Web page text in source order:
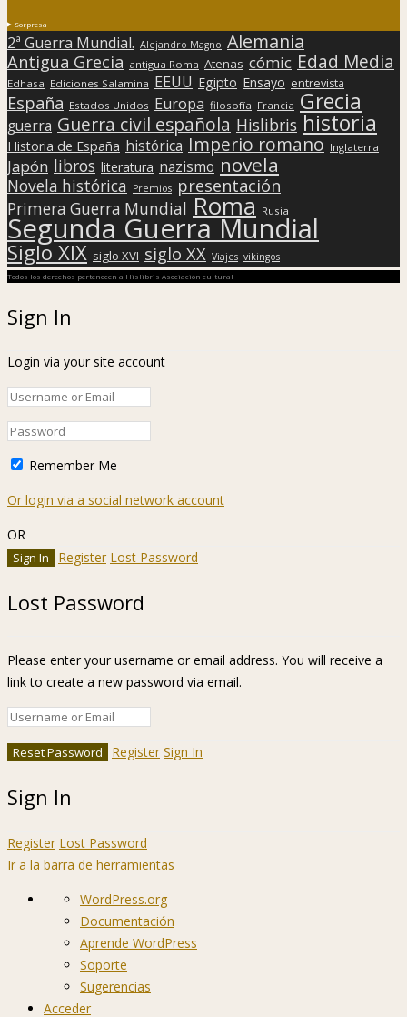
Sorpresa
2ª Guerra Mundial. Alejandro Magno Alemania
Antigua Grecia antigua Roma Atenas cómic Edad Media
Edhasa Ediciones Salamina EEUU Egipto Ensayo entrevista
España Estados Unidos Europa filosofía Francia Grecia
guerra Guerra civil española Hislibris historia
Historia de España histórica Imperio romano Inglaterra
Japón libros literatura nazismo novela
Novela histórica Premios presentación
Primera Guerra Mundial Roma Rusia
Segunda Guerra Mundial
Siglo XIX siglo XVI siglo XX Viajes vikingos
Todos los derechos pertenecen a Hislibris Asociación cultural
Sign In
Login via your site account
Remember Me
Or login via a social network account
OR
Register Lost Password
Lost Password
Please enter your username or email address. You will receive a
link to create a new password via email.
Register Sign In
Sign In
Register Lost Password
Ir a la barra de herramientas
Acerca
WordPress
WordPress.org
Documentación
Aprende WordPress
Soporte
Sugerencias
Acceder